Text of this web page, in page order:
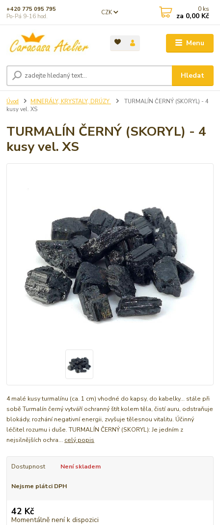
Menu
CZK
Hledat
+420 775 095 795
Po-Pá 9-16 hod.
0 ks
za 0,00 Kč
Úvod MINERÁLY, KRYSTALY, DRÚZY
TURMALÍN ČERNÝ (SKORYL) - 4
kusy vel. XS
TURMALÍN ČERNÝ (SKORYL) - 4
kusy vel. XS
4 malé kusy turmalínu (ca. 1 cm) vhodné do kapsy, do kabelky... stále při
sobě Turmalín černý vytváří ochranný štít kolem těla, čistí auru, odstraňuje
blokády, rozhání negativní energii, zvyšuje tělesnou vitalitu. Účinný
léčitel rozumu i duše. TURMALÍN ČERNÝ (SKORYL): Je jedním z
nejsilnějších ochra... celý popis
Dostupnost Není skladem
Nejsme plátci DPH
42 Kč
Momentálně není k dispozici